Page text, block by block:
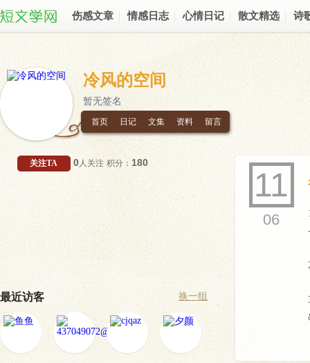
伤感文章 情感日志 心情日记 散文精选 诗
冷风的空间
暂无签名
首页 日记 文集 资料 留言
关注TA 0人关注 积分： 180
最近访客 换一组
11
06